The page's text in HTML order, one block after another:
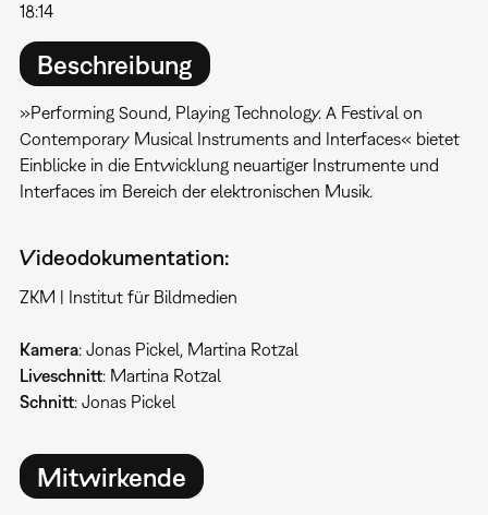
18:14
Beschreibung
»Performing Sound, Playing Technology. A Festival on
Contemporary Musical Instruments and Interfaces« bietet
Einblicke in die Entwicklung neuartiger Instrumente und
Interfaces im Bereich der elektronischen Musik.
Videodokumentation:
ZKM | Institut für Bildmedien
Kamera: Jonas Pickel, Martina Rotzal
Liveschnitt: Martina Rotzal
Schnitt: Jonas Pickel
Mitwirkende